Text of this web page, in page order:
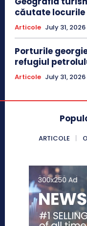
căutate
Articole July 31, 2026
Porturile
refugiul
Articole July 31, 2026
ARTICOLE